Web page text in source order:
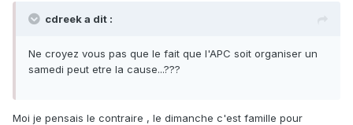
cdreek a dit :
Ne croyez vous pas que le fait que l'APC soit organiser un
samedi peut etre la cause...???
Moi je pensais le contraire , le dimanche c'est famille pour